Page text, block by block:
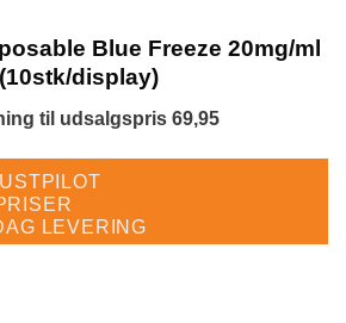
Blue Freeze 20mg/ml
(10stk/display)
til udsalgspris 69,95
LEVERING